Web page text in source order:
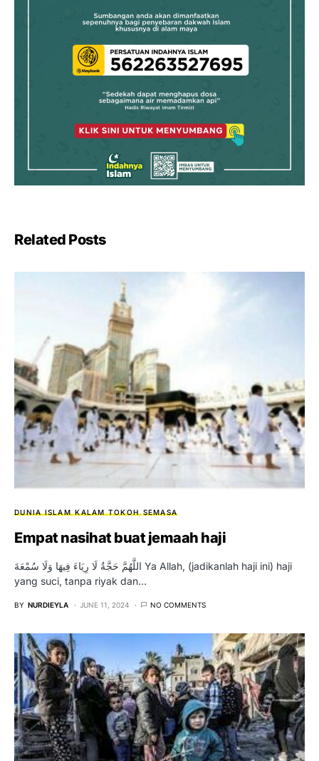
Related Posts
DUNIA ISLAM KALAM TOKOH SEMASA
Empat nasihat buat jemaah haji
اللَّهُمَّ حَجَّةٌ لَا رِيَاءَ فِيهَا وَلَا سُمْعَةَ Ya Allah, (jadikanlah haji ini) haji
yang suci, tanpa riyak dan…
BY NURDIEYLA JUNE 11, 2024 NO COMMENTS